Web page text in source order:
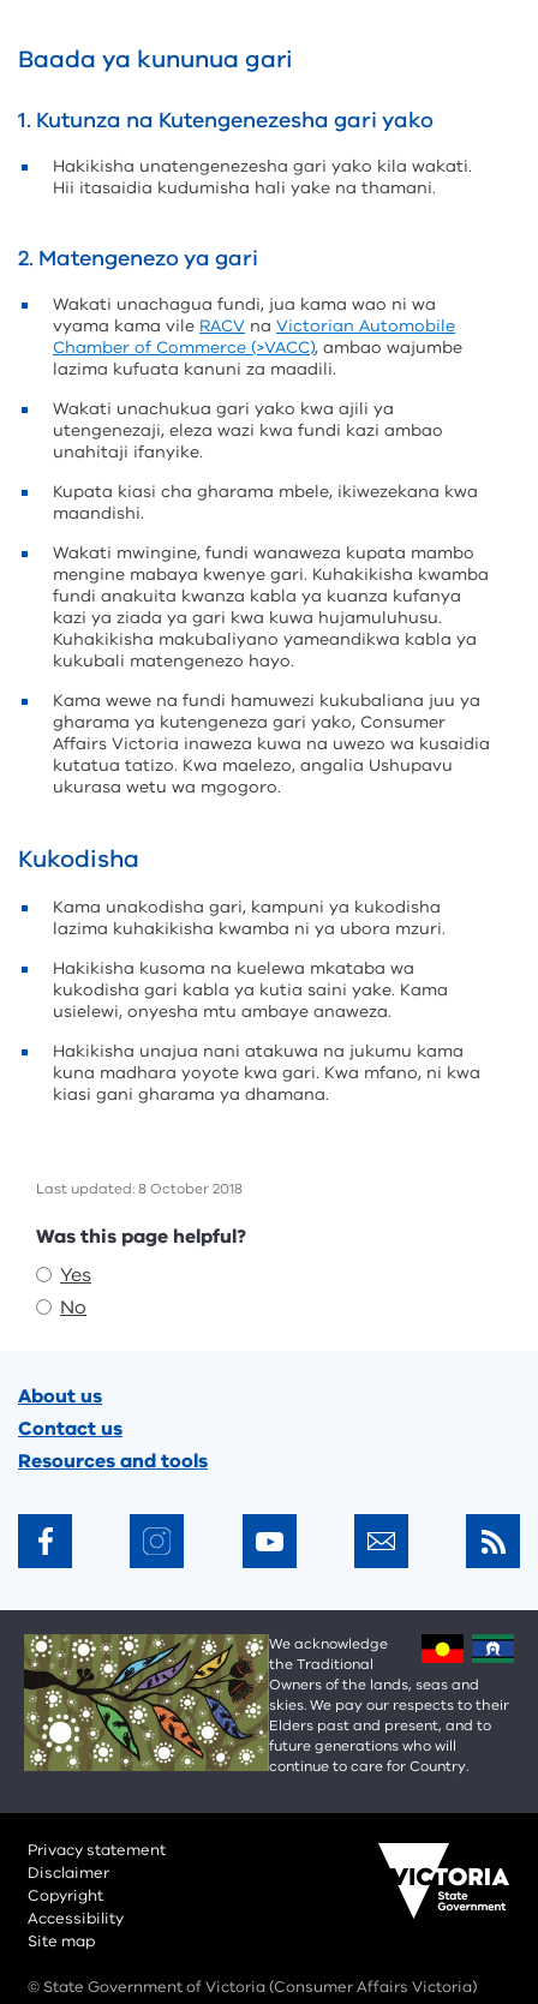
Baada ya kununua gari
1. Kutunza na Kutengenezesha gari yako
Hakikisha unatengenezesha gari yako kila wakati.
Hii itasaidia kudumisha hali yake na thamani.
2. Matengenezo ya gari
Wakati unachagua fundi, jua kama wao ni wa
vyama kama vile RACV na Victorian Automobile
Chamber of Commerce (>VACC), ambao wajumbe
lazima kufuata kanuni za maadili.
Wakati unachukua gari yako kwa ajili ya
utengenezaji, eleza wazi kwa fundi kazi ambao
unahitaji ifanyike.
Kupata kiasi cha gharama mbele, ikiwezekana kwa
maandishi.
Wakati mwingine, fundi wanaweza kupata mambo
mengine mabaya kwenye gari. Kuhakikisha kwamba
fundi anakuita kwanza kabla ya kuanza kufanya
kazi ya ziada ya gari kwa kuwa hujamuluhusu.
Kuhakikisha makubaliyano yameandikwa kabla ya
kukubali matengenezo hayo.
Kama wewe na fundi hamuwezi kukubaliana juu ya
gharama ya kutengeneza gari yako, Consumer
Affairs Victoria inaweza kuwa na uwezo wa kusaidia
kutatua tatizo. Kwa maelezo, angalia Ushupavu
ukurasa wetu wa mgogoro.
Kukodisha
Kama unakodisha gari, kampuni ya kukodisha
lazima kuhakikisha kwamba ni ya ubora mzuri.
Hakikisha kusoma na kuelewa mkataba wa
kukodisha gari kabla ya kutia saini yake. Kama
usielewi, onyesha mtu ambaye anaweza.
Hakikisha unajua nani atakuwa na jukumu kama
kuna madhara yoyote kwa gari. Kwa mfano, ni kwa
kiasi gani gharama ya dhamana.
Last updated: 8 October 2018
Feedback
Was this page helpful?
Yes
No
About us
Contact us
Resources and tools
We acknowledge
the Traditional
Owners of the lands, seas and
skies. We pay our respects to their
Elders past and present, and to
future generations who will
continue to care for Country.
Privacy statement
Disclaimer
Copyright
Accessibility
Site map
© State Government of Victoria (Consumer Affairs Victoria)